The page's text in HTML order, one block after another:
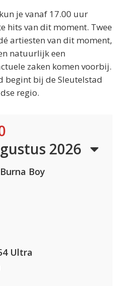
je vanaf 17.00 uur
hits van dit moment. Twee
artiesten van dit moment,
natuurlijk een
zaken komen voorbij.
begint bij de Sleutelstad
regio.
2026
Boy
Ultra